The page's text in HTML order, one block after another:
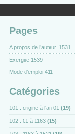
Pages
A propos de l’auteur. 1531
Exergue 1539
Mode d’emploi 411
Catégories
101 : origine à l'an 01 (19)
102 : 01 à 1163 (15)